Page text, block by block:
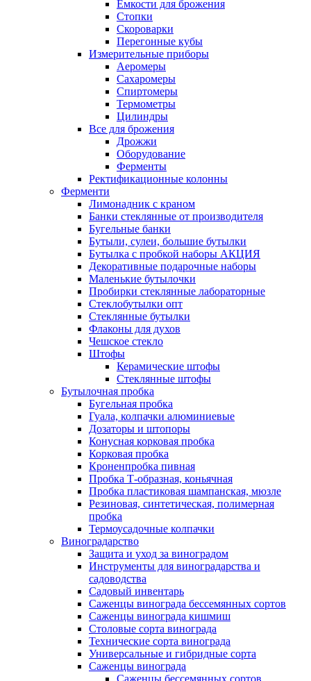
Емкости для брожения
Стопки
Скороварки
Перегонные кубы
Измерительные приборы
Аеромеры
Сахаромеры
Спиртомеры
Термометры
Цилиндры
Все для брожения
Дрожжи
Оборудование
Ферменты
Ректификационные колонны
Ферменти
Лимонадник с краном
Банки стеклянные от производителя
Бугельные банки
Бутыли, сулеи, большие бутылки
Бутылка с пробкой наборы АКЦИЯ
Декоративные подарочные наборы
Маленькие бутылочки
Пробирки стеклянные лабораторные
Стеклобутылки опт
Стеклянные бутылки
Флаконы для духов
Чешское стекло
Штофы
Керамические штофы
Стеклянные штофы
Бутылочная пробка
Бугельная пробка
Гуала, колпачки алюминиевые
Дозаторы и штопоры
Конусная корковая пробка
Корковая пробка
Кроненпробка пивная
Пробка Т-образная, коньячная
Пробка пластиковая шампанская, мюзле
Резиновая, синтетическая, полимерная
пробка
Термоусадочные колпачки
Виноградарство
Защита и уход за виноградом
Инструменты для виноградарства и
садоводства
Садовый инвентарь
Саженцы винограда бессемянных сортов
Саженцы винограда кишмиш
Столовые сорта винограда
Технические сорта винограда
Универсальные и гибридные сорта
Саженцы винограда